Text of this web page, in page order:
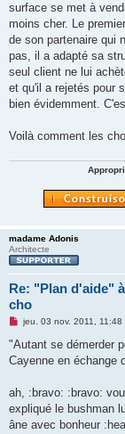
surface se met à
moins cher. Le
de son partenaire qui
pas, il a adapté sa
seul client ne lui
et qu'il a rejetés pour
bien évidemment.
Voilà comment les
madame Adonis
Architecte
Re: "Plan d'aide"
cho
M
s
a
n
o
n
l
jeu. 03 nov. 2011, 11:48
"Autant se démerder
Cayenne en échange
ah, :bravo: :bravo:
expliqué le bushman
âne avec bonheur